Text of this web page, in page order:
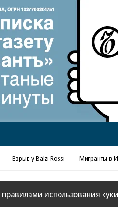
Реклама в «Ъ»
Взрыв у Balzi Rossi Мигранты в
правилами использования куки